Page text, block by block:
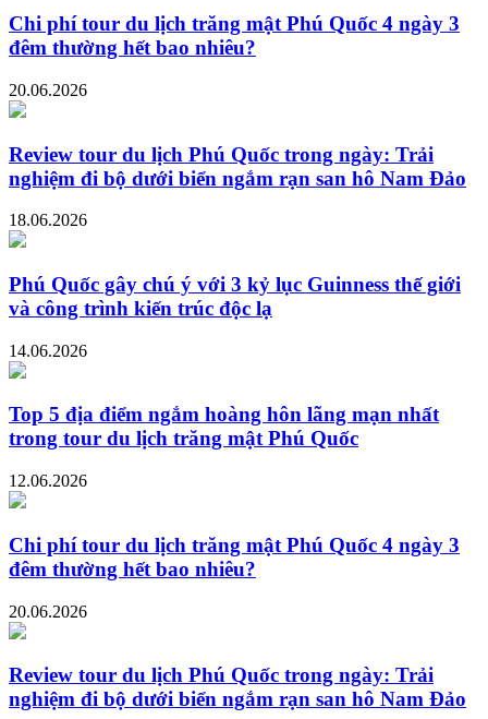
Chi phí tour du lịch trăng mật Phú Quốc 4 ngày 3
đêm thường hết bao nhiêu?
20.06.2026
Review tour du lịch Phú Quốc trong ngày: Trải
nghiệm đi bộ dưới biển ngắm rạn san hô Nam Đảo
18.06.2026
Phú Quốc gây chú ý với 3 kỷ lục Guinness thế giới
và công trình kiến trúc độc lạ
14.06.2026
Top 5 địa điểm ngắm hoàng hôn lãng mạn nhất
trong tour du lịch trăng mật Phú Quốc
12.06.2026
Chi phí tour du lịch trăng mật Phú Quốc 4 ngày 3
đêm thường hết bao nhiêu?
20.06.2026
Review tour du lịch Phú Quốc trong ngày: Trải
nghiệm đi bộ dưới biển ngắm rạn san hô Nam Đảo